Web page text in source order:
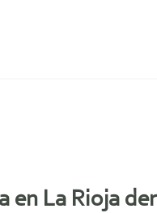
en La Rioja